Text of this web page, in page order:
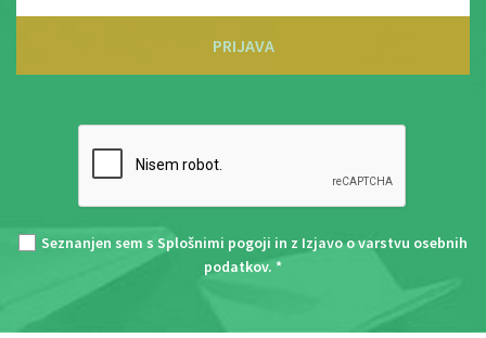
PRIJAVA
Seznanjen sem s Splošnimi pogoji in z Izjavo o varstvu osebnih
podatkov. *